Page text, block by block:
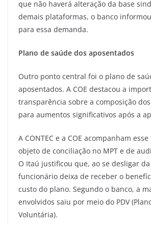
que não haverá alteração da base
demais plataformas, o banco
para essa demanda.
Plano de saúde dos aposentados
Outro ponto central foi o plano de
aposentados. A COE destacou a
transparência sobre a composição
para aumentos significativos após a
A CONTEC e a COE acompanham
objeto de conciliação no MPT e de
O Itaú justificou que, ao se desligar
funcionário deixa de receber o
custo do plano. Segundo o banco, a
envolvidos saiu por meio do PDV
Voluntária).